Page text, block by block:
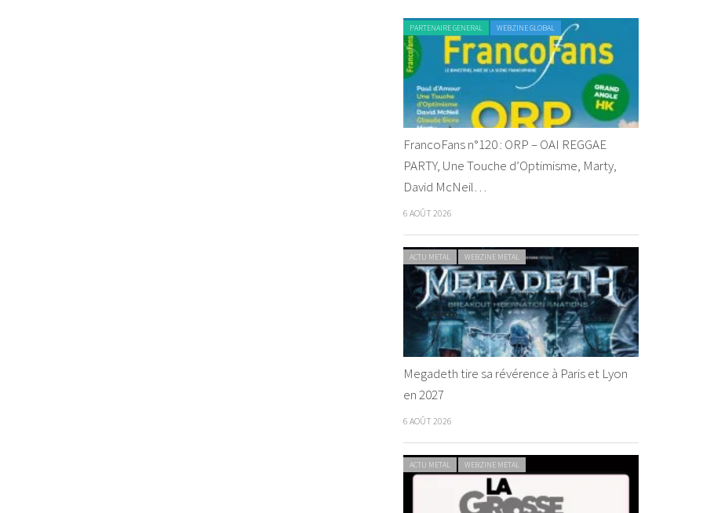
PARTENAIRE GENERAL WEBZINE GLOBAL
FrancoFans n°120 : ORP – OAI REGGAE
PARTY, Une Touche d’Optimisme, Marty,
David McNeil…
6 AOÛT 2026
ACTU METAL WEBZINE METAL
Megadeth tire sa révérence à Paris et Lyon
en 2027
6 AOÛT 2026
ACTU METAL WEBZINE METAL